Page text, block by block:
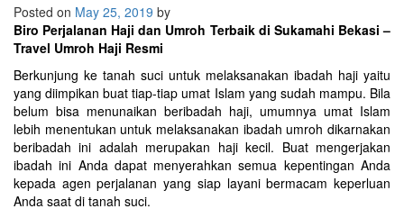
Posted on May 25, 2019 by
Biro Perjalanan Haji dan Umroh Terbaik di Sukamahi Bekasi –
Travel Umroh Haji Resmi
Berkunjung ke tanah suci untuk melaksanakan ibadah haji yaitu
yang diimpikan buat tiap-tiap umat Islam yang sudah mampu. Bila
belum bisa menunaikan beribadah haji, umumnya umat Islam
lebih menentukan untuk melaksanakan ibadah umroh dikarnakan
beribadah ini adalah merupakan haji kecil. Buat mengerjakan
ibadah ini Anda dapat menyerahkan semua kepentingan Anda
kepada agen perjalanan yang siap layani bermacam keperluan
Anda saat di tanah suci.